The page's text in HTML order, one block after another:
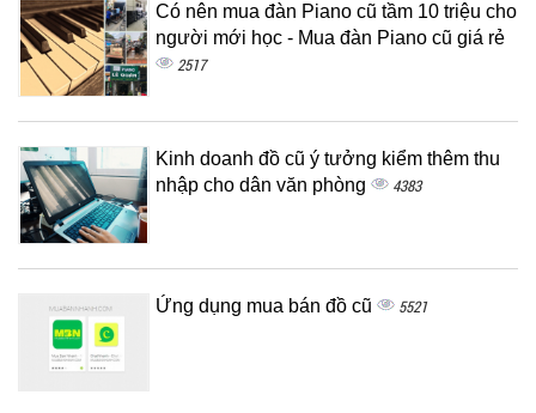
Có nên mua đàn Piano cũ tầm 10 triệu cho
người mới học - Mua đàn Piano cũ giá rẻ
2517
Kinh doanh đồ cũ ý tưởng kiểm thêm thu
nhập cho dân văn phòng
4383
Ứng dụng mua bán đồ cũ 5521